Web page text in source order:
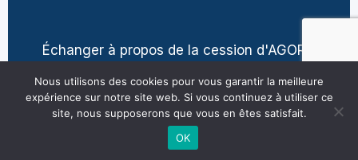
Échanger à propos de la cession d'AGORA
contact@jean-pierre-villatte.fr
Nous utilisons des cookies pour vous garantir la meilleure
expérience sur notre site web. Si vous continuez à utiliser ce
site, nous supposerons que vous en êtes satisfait.
OK